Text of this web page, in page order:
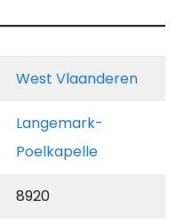
West Vlaanderen
Langemark-
Poelkapelle
8920